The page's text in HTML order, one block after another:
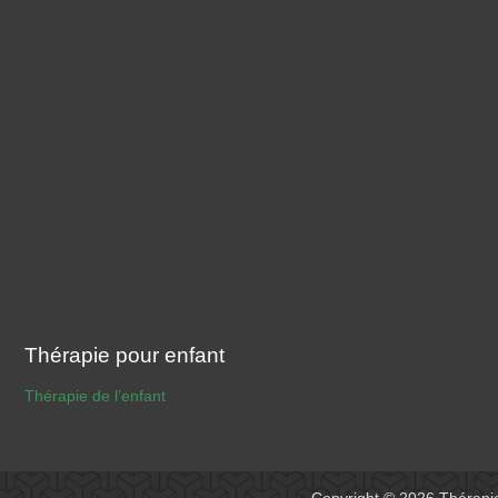
Thérapie pour enfant
Thérapie de l’enfant